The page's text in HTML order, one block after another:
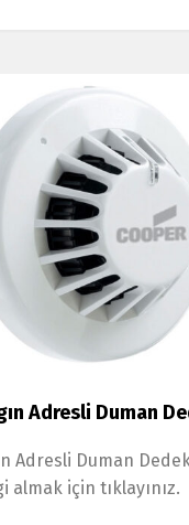
Adresli Duman
Adresli Duman
almak için tıklayınız.